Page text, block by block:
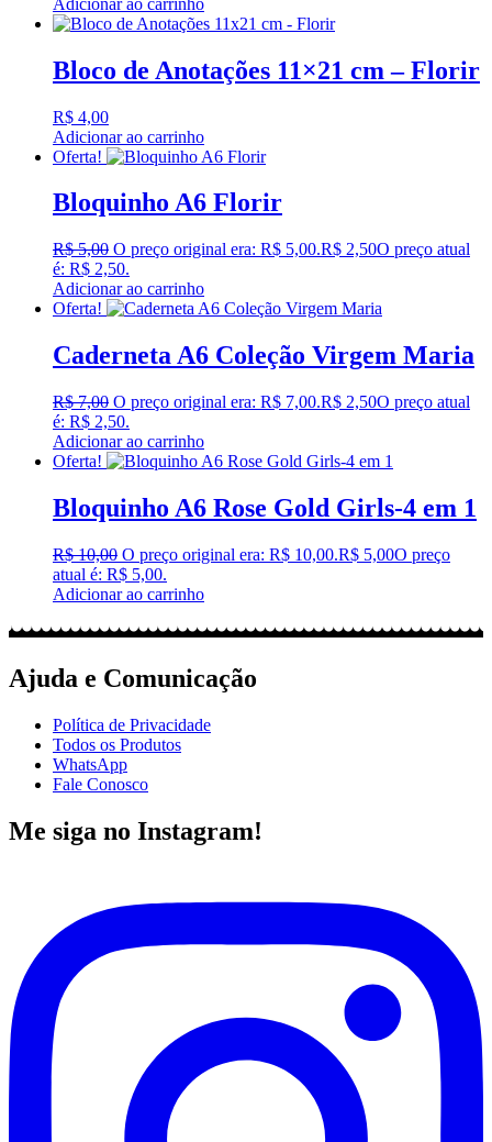
Bloco de Anotações 11×21 cm – Florir
R$ 4,00
Adicionar ao carrinho
Oferta!
Bloquinho A6 Florir
R$5,00 O preço original era: R$ 5,00.R$ 2,50O preço atual
é: R$ 2,50.
Adicionar ao carrinho
Oferta!
Caderneta A6 Coleção Virgem Maria
R$7,00 O preço original era: R$ 7,00.R$ 2,50O preço atual
é: R$ 2,50.
Adicionar ao carrinho
Oferta!
Bloquinho A6 Rose Gold Girls-4 em 1
R$10,00 O preço original era: R$ 10,00.R$ 5,00O preço
atual é: R$ 5,00.
Adicionar ao carrinho
Ajuda e Comunicação
Política de Privacidade
Todos os Produtos
WhatsApp
Fale Conosco
Me siga no Instagram!